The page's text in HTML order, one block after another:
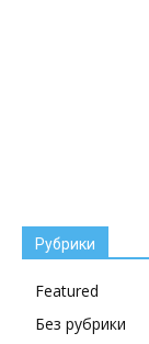
Рубрики
Featured
Без рубрики